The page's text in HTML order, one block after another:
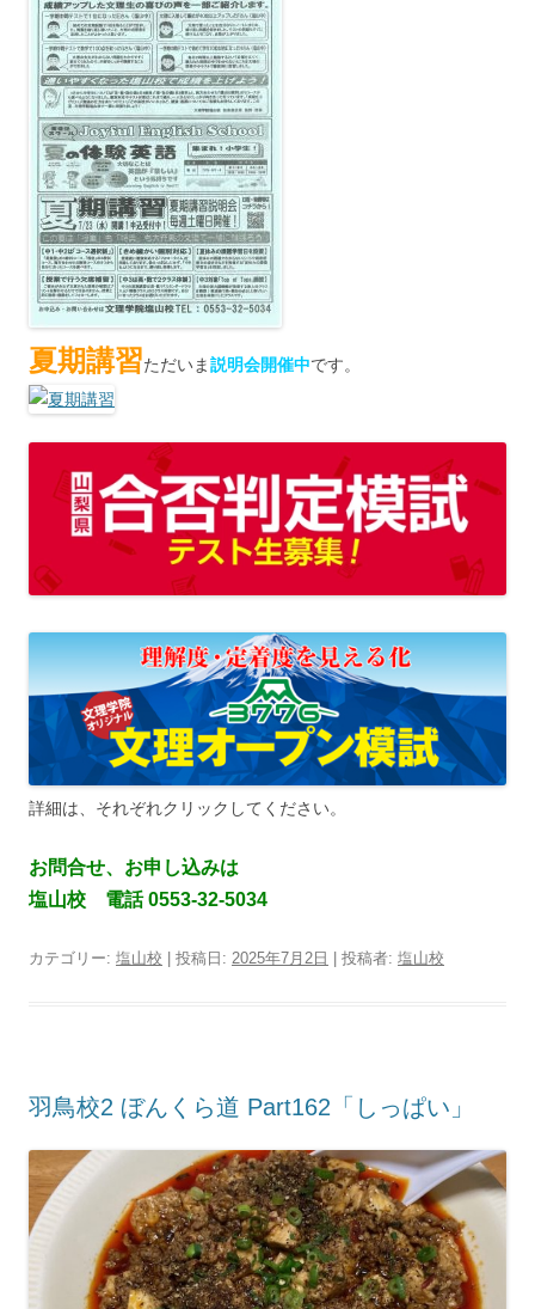
夏期講習ただいま説明会開催中です。
詳細は、それぞれクリックしてください。
お問合せ、お申し込みは
塩山校 電話 0553-32-5034
カテゴリー: 塩山校 | 投稿日: 2025年7月2日 | 投稿者: 塩山校
羽鳥校2 ぼんくら道 Part162「しっぱい」